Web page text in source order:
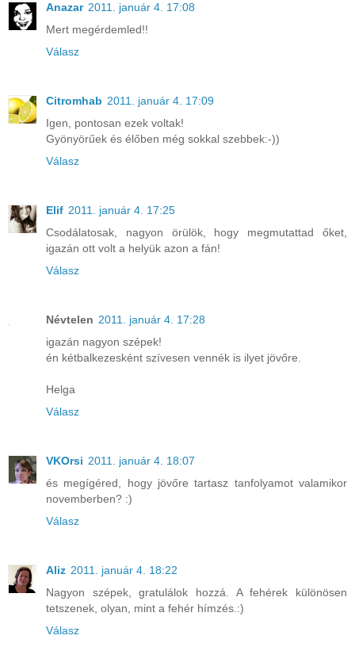
Anazar 2011. január 4. 17:08
Mert megérdemled!!
Válasz
Citromhab 2011. január 4. 17:09
Igen, pontosan ezek voltak!
Gyönyörűek és élőben még sokkal szebbek:-))
Válasz
Elif 2011. január 4. 17:25
Csodálatosak, nagyon örülök, hogy megmutattad őket,
igazán ott volt a helyük azon a fán!
Válasz
Névtelen 2011. január 4. 17:28
igazán nagyon szépek!
én kétbalkezesként szívesen vennék is ilyet jövőre.
Helga
Válasz
VKOrsi 2011. január 4. 18:07
és megígéred, hogy jövőre tartasz tanfolyamot valamikor
novemberben? :)
Válasz
Aliz 2011. január 4. 18:22
Nagyon szépek, gratulálok hozzá. A fehérek különösen
tetszenek, olyan, mint a fehér hímzés.:)
Válasz